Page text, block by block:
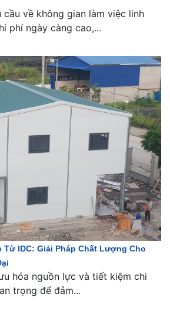
cầu về không gian làm việc linh
phí ngày càng cao,...
Từ IDC: Giải Pháp Chất Lượng Cho
hóa nguồn lực và tiết kiệm chi
trọng để đảm...